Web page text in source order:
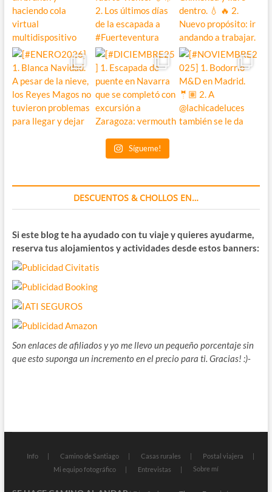
Sígueme!
DESCUENTOS & CHOLLOS EN…
Si este blog te ha ayudado con tu viaje y quieres ayudarme,
reserva tus alojamientos y actividades desde estos banners:
Son enlaces de afiliados y yo me llevo un pequeño porcentaje sin
que esto suponga un incremento en el precio para ti. Gracias! :)-
Info Camino de Santiago Casas rurales
Postal viajera
Mi equipo fotográfico
Entrevistas Sobre mí